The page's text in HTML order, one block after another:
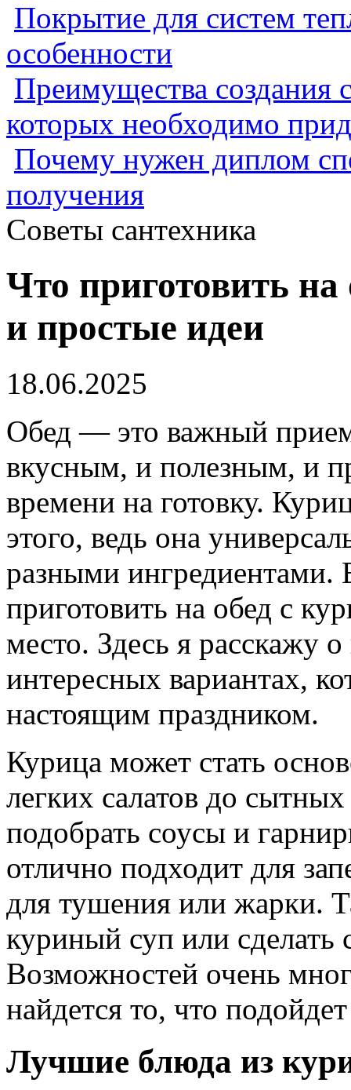
Покрытие для систем
особенности
Преимущества создания
которых необходимо
Почему нужен диплом
получения
Советы сантехника
Что приготовить
и простые идеи
18.06.2025
Обед — это важный
вкусным, и полезным, и
времени на готовку.
этого, ведь она
разными ингредиентами.
приготовить на обед с
место. Здесь я расскажу
интересных вариантах,
настоящим праздником.
Курица может стать
легких салатов до
подобрать соусы и
отлично подходит для
для тушения или жарки.
куриный суп или
Возможностей очень
найдется то, что
Лучшие блюда из